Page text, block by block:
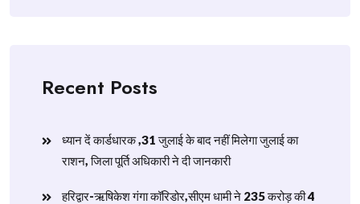
Recent Posts
ध्यान दें कार्डधारक ,31 जुलाई के बाद नहीं मिलेगा जुलाई का
राशन, जिला पूर्ति अधिकारी ने दी जानकारी
हरिद्वार-ऋषिकेश गंगा कॉरिडोर,सीएम धामी ने 235 करोड़ की 4